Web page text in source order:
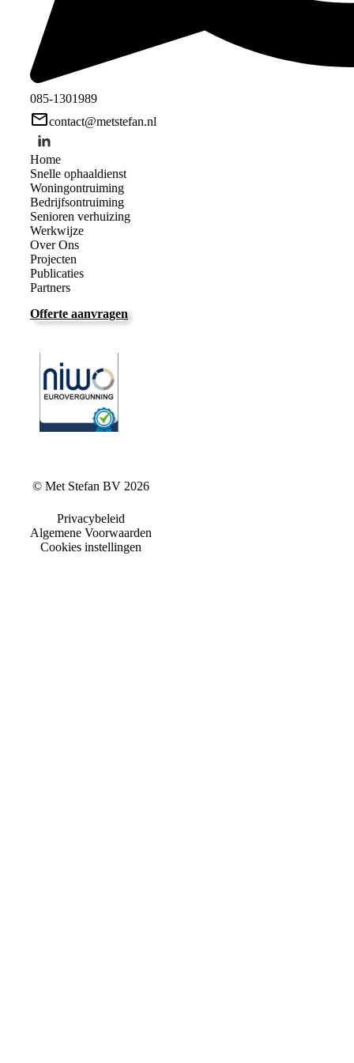
085-1301989
contact@metstefan.nl
Home
Snelle ophaaldienst
Woningontruiming
Bedrijfsontruiming
Senioren verhuizing
Werkwijze
Over Ons
Projecten
Publicaties
Partners
Offerte aanvragen
© Met Stefan BV 2026
Privacybeleid
Algemene Voorwaarden
Cookies instellingen